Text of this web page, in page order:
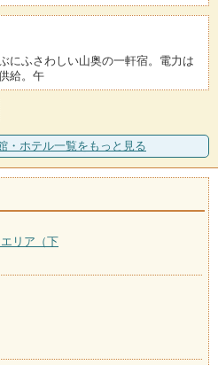
にふさわしい山奥の一軒宿。電力は
給。午
・ホテル一覧をもっと見る
リア（下